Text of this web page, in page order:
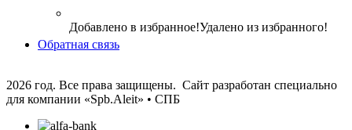
Добавлено в избранное!Удалено из избранного!
Обратная связь
2026 год. Все права защищены. Сайт разработан специально
для компании «Spb.Aleit» • СПБ